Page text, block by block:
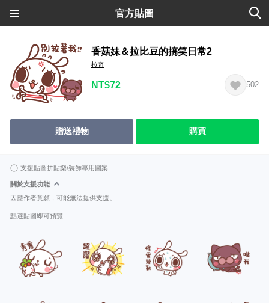
官方貼圖
香菇妹＆拉比豆的搞笑日常2
拉奇
NT$72 502
贈送禮物 購買
支援貼圖拼貼樂/裝飾專用圖案
關於支援功能
因應作者意願，可能無法提供支援。
點選貼圖即可預覽